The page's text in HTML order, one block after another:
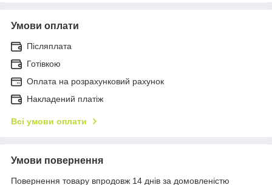
Умови оплати
Післяплата
Готівкою
Оплата на розрахунковий рахунок
Накладений платіж
Всі умови оплати
Умови повернення
Повернення товару впродовж 14 днів за домовленістю